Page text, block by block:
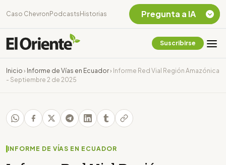
Caso Chevron Podcasts Historias
Suscribirse
Inicio › Informe de Vías en Ecuador› Informe Red Vial Región Amazónica
- Septiembre 2 de 2025
INFORME DE VÍAS EN ECUADOR
Pregunta a IA
Chevron Ecuador